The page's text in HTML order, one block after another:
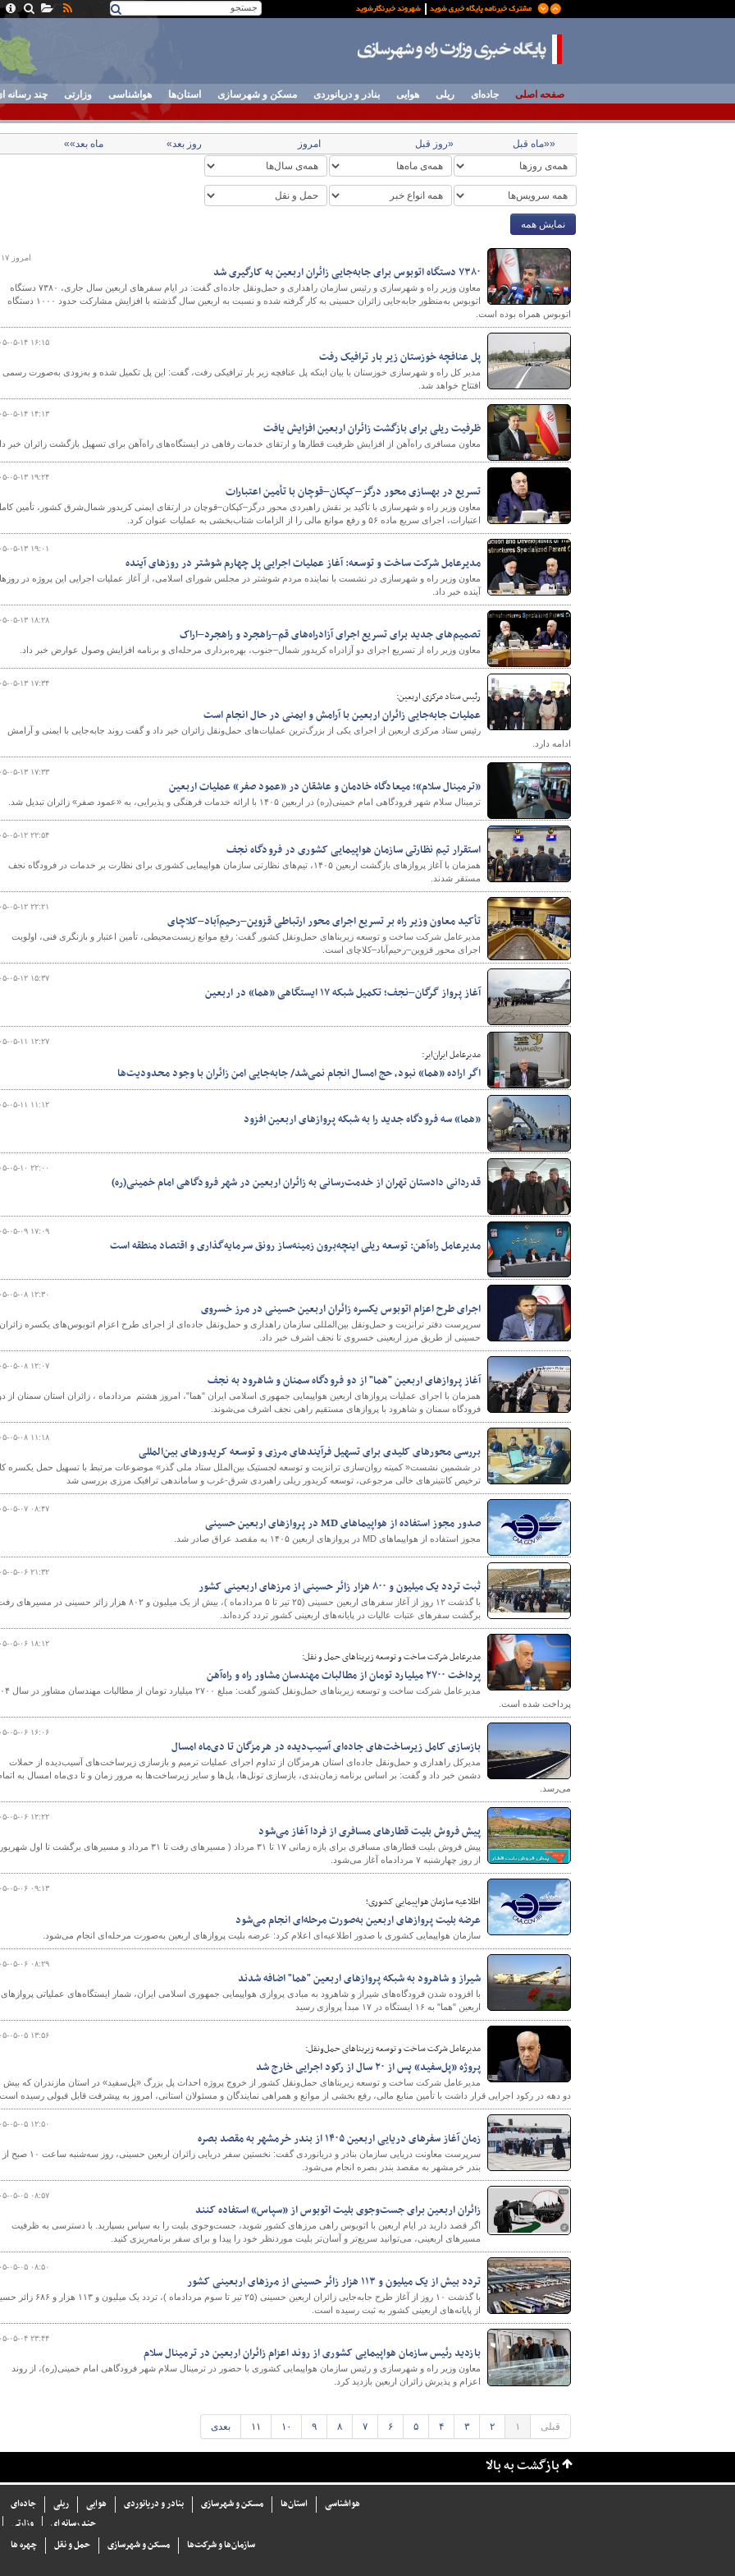
پایگاه خبری وزارت راه و
شهرسازی
صفحه اصلی جاده‌ای ریلی هوایی بنادر و دریانوردی مسکن و شهرسازی استان‌ها هواشناسی وزارتی چند رسانه
««ماه قبل «روز قبل امروز روز بعد» ماه بعد»»
نمایش همه
امروز ۰۵:۱۷
۷۳۸۰ دستگاه اتوبوس برای جابه‌جایی زائران اربعین به‌ کارگیری شد
معاون وزیر راه و شهرسازی و رئیس سازمان راهداری و حمل‌ونقل جاده‌ای گفت: در ایام سفرهای اربعین سال جاری، ۷۳۸۰ دستگاه
اتوبوس به‌منظور جابه‌جایی زائران حسینی به‌ کار گرفته شده و نسبت به اربعین سال گذشته با افزایش مشارکت حدود ۱۰۰۰ دستگاه
اتوبوس همراه بوده است.
۱۴۰۵-۰۵-۱۴
پل عنافچه خوزستان زیر بار ترافیک رفت
مدیر کل راه و شهرسازی خوزستان با بیان اینکه پل عنافچه زیر بار ترافیکی رفت، گفت: این پل تکمیل شده و به‌زودی به‌صورت رسمی
افتتاح خواهد شد.
۱۴۰۵-۰۵-۱۴
ظرفیت ریلی برای بازگشت زائران اربعین افزایش یافت
معاون مسافری راه‌آهن از افزایش ظرفیت قطارها و ارتقای خدمات رفاهی در ایستگاه‌های راه‌آهن برای تسهیل بازگشت زائران خبر
۱۴۰۵-۰۵-۱۳
تسریع در بهسازی محور درگز–کپکان–قوچان با تأمین اعتبارات
معاون وزیر راه و شهرسازی با تأکید بر نقش راهبردی محور درگز–کپکان–قوچان در ارتقای ایمنی کریدور شمال‌شرق کشور، تأمین
اعتبارات، اجرای سریع ماده ۵۶ و رفع موانع مالی را از الزامات شتاب‌بخشی به عملیات عنوان کرد.
۱۴۰۵-۰۵-۱۳
مدیرعامل شرکت ساخت و توسعه: آغاز عملیات اجرایی پل چهارم شوشتر در روزهای آینده
معاون وزیر راه و شهرسازی در نشست با نماینده مردم شوشتر در مجلس شورای اسلامی، از آغاز عملیات اجرایی این پروژه در
آینده خبر داد.
۱۴۰۵-۰۵-۱۳
تصمیم‌های جدید برای تسریع اجرای آزادراه‌های قم–راهجرد و راهجرد–اراک
معاون وزیر راه از تسریع اجرای دو آزادراه کریدور شمال–جنوب، بهره‌برداری مرحله‌ای و برنامه افزایش وصول عوارض خبر داد.
۱۴۰۵-۰۵-۱۳
رئیس ستاد مرکزی اربعین:
عملیات جابه‌جایی زائران اربعین با آرامش و ایمنی در حال انجام است
رئیس ستاد مرکزی اربعین از اجرای یکی از بزرگ‌ترین عملیات‌های حمل‌ونقل زائران خبر داد و گفت روند جابه‌جایی با ایمنی و آرامش
ادامه دارد.
۱۴۰۵-۰۵-۱۳
«ترمینال سلام»؛ میعادگاه خادمان و عاشقان در «عمود صفر» عملیات اربعین
ترمینال سلام شهر فرودگاهی امام خمینی(ره) در اربعین ۱۴۰۵ با ارائه خدمات فرهنگی و پذیرایی، به «عمود صفر» زائران تبدیل شد.
۱۴۰۵-۰۵-۱۲
استقرار تیم‌ نظارتی سازمان هواپیمایی کشوری در فرودگاه نجف
همزمان با آغاز پروازهای بازگشت اربعین ۱۴۰۵، تیم‌های نظارتی سازمان هواپیمایی کشوری برای نظارت بر خدمات در فرودگاه نجف
مستقر شدند.
۱۴۰۵-۰۵-۱۲
تأکید معاون وزیر راه بر تسریع اجرای محور ارتباطی قزوین–رحیم‌آباد–کلاچای
مدیرعامل شرکت ساخت و توسعه زیربناهای حمل‌ونقل کشور گفت: رفع موانع زیست‌محیطی، تأمین اعتبار و بازنگری فنی، اولویت
اجرای محور قزوین–رحیم‌آباد–کلاچای است.
۱۴۰۵-۰۵-۱۲
آغاز پرواز گرگان–نجف؛ تکمیل شبکه ۱۷ ایستگاهی «هما» در اربعین
۱۴۰۵-۰۵-۱۱
مدیرعامل ایران‌ایر:
اگر اراده «هما» نبود، حج امسال انجام نمی‌شد/ جابه‌جایی امن زائران با وجود محدودیت‌ها
۱۴۰۵-۰۵-۱۱
«هما» سه فرودگاه جدید را به شبکه پروازهای اربعین افزود
۱۴۰۵-۰۵-۱۰
قدردانی دادستان تهران از خدمت‌رسانی به زائران اربعین در شهر فرودگاهی امام خمینی(ره)
۱۴۰۵-۰۵-۰۹
مدیرعامل راه‌آهن: توسعه ریلی اینچه‌برون زمینه‌ساز رونق سرمایه‌گذاری و اقتصاد منطقه است
۱۴۰۵-۰۵-۰۸
اجرای طرح اعزام اتوبوس یکسره زائران اربعین حسینی در مرز خسروی
سرپرست دفتر ترانزیت و حمل‌ونقل بین‌المللی سازمان راهداری و حمل‌ونقل جاده‌ای از اجرای طرح اعزام اتوبوس‌های یکسره زائران
حسینی از طریق مرز اربعینی خسروی تا نجف اشرف خبر داد.
۱۴۰۵-۰۵-۰۸
آغاز پروازهای اربعین "هما" از دو فرودگاه سمنان و شاهرود به نجف
همزمان با اجرای عملیات پروازهای اربعین هواپیمایی جمهوری اسلامی ایران "هما"، امروز هشتم مردادماه ، زائران استان سمنان از
فرودگاه سمنان و شاهرود با پروازهای مستقیم راهی نجف اشرف می‌شوند.
۱۴۰۵-۰۵-۰۸
بررسی محورهای کلیدی برای تسهیل فرآیندهای مرزی و توسعه کریدورهای بین‌المللی
در ششمین نشست« کمیته روان‌سازی ترانزیت و توسعه لجستیک بین‌الملل ستاد ملی گذر» موضوعات مرتبط با تسهیل حمل یکسره
ترخیص کانتینرهای خالی مرجوعی، توسعه کریدور ریلی راهبردی شرق-غرب و ساماندهی ترافیک مرزی بررسی شد
۱۴۰۵-۰۵-۰۷
صدور مجوز استفاده از هواپیماهای MD در پروازهای اربعین حسینی
مجوز استفاده از هواپیماهای MD در پروازهای اربعین ۱۴۰۵ به مقصد عراق صادر شد.
۱۴۰۵-۰۵-۰۶
ثبت تردد یک میلیون و ۸۰۰ هزار زائر حسینی از مرزهای اربعینی کشور
با گذشت ۱۲ روز از آغاز سفرهای اربعین حسینی (۲۵ تیر تا ۵ مردادماه )، بیش از یک میلیون و ۸۰۲ هزار زائر حسینی در
برگشت سفرهای عتبات عالیات در پایانه‌های اربعینی کشور تردد کرده‌اند.
۱۴۰۵-۰۵-۰۶
مدیرعامل شرکت ساخت و توسعه زیربناهای حمل و نقل:
پرداخت ۲۷۰۰ میلیارد تومان از مطالبات مهندسان مشاور راه و راه‌آهن
مدیرعامل شرکت ساخت و توسعه زیربناهای حمل‌ونقل
پرداخت شده است.
۱۴۰۵-۰۵-۰۶
بازسازی کامل زیرساخت‌های جاده‌ای آسیب‌دیده در هرمزگان تا دی‌ماه امسال
مدیرکل راهداری و حمل‌ونقل جاده‌ای استان هرمزگان از تداوم اجرای عملیات ترمیم و بازسازی زیرساخت‌های آسیب‌دیده از حملات
دشمن خبر داد و گفت: بر اساس برنامه زمان‌بندی، بازسازی تونل‌ها، پل‌ها و سایر زیرساخت‌ها به مرور زمان و تا دی‌ماه امسال به
می‌رسد.
۱۴۰۵-۰۵-۰۶
پیش فروش بلیت‌ قطارهای مسافری از فردا آغاز می‌شود
پیش فروش بلیت‌ قطارهای مسافری برای بازه زمانی ۱۷ تا ۳۱ مرداد ( مسیرهای رفت تا ۳۱ مرداد و مسیرهای برگشت تا اول
از روز چهارشنبه ۷ مردادماه آغاز می‌شود.
۱۴۰۵-۰۵-۰۶
اطلاعیه سازمان هواپیمایی کشوری؛
عرضه بلیت پروازهای اربعین به‌صورت مرحله‌ای انجام می‌شود
سازمان هواپیمایی کشوری با صدور اطلاعیه‌ای اعلام کرد: عرضه بلیت پروازهای اربعین به‌صورت مرحله‌ای انجام می‌شود.
۱۴۰۵-۰۵-۰۶
شیراز و شاهرود به شبکه پروازهای اربعین "هما" اضافه شدند
با افزوده شدن فرودگاه‌های شیراز و شاهرود به مبادی پروازی هواپیمایی جمهوری اسلامی ایران، شمار ایستگاه‌های عملیاتی پروازهای
اربعین "هما" به ۱۶ ایستگاه در ۱۷ مبدأ پروازی رسید
۱۴۰۵-۰۵-۰۵
مدیرعامل شرکت ساخت و توسعه زیربناهای حمل‌ونقل:
پروژه «پل‌سفید» پس از ۲۰ سال از رکود اجرایی خارج شد
مدیرعامل شرکت ساخت و توسعه زیربناهای حمل‌ونقل کشور از خروج پروژه احداث پل بزرگ «پل‌سفید» در استان مازندران که بیش
دو دهه در رکود اجرایی قرار داشت با تأمین منابع مالی، رفع بخشی از موانع و همراهی نمایندگان و مسئولان استانی، امروز به پیشرفت قابل قبولی رسیده است.
۱۴۰۵-۰۵-۰۵
زمان آغاز سفرهای دریایی اربعین ۱۴۰۵ از بندر خرمشهر به مقصد بصره
سرپرست معاونت دریایی سازمان بنادر و دریانوردی گفت: نخستین سفر دریایی زائران اربعین حسینی، روز سه‌شنبه ساعت ۱۰ صبح از
بندر خرمشهر به مقصد بندر بصره انجام می‌شود.
۱۴۰۵-۰۵-۰۵
زائران اربعین برای جست‌وجوی بلیت اتوبوس از «سپاس» استفاده کنند
اگر قصد دارید در ایام اربعین با اتوبوس راهی مرزهای کشور شوید، جست‌وجوی بلیت را به سپاس بسپارید. با دسترسی به ظرفیت
مسیرهای اربعینی، می‌توانید سریع‌تر و آسان‌تر بلیت موردنظر خود را پیدا و برای سفر برنامه‌ریزی کنید.
۱۴۰۵-۰۵-۰۵
تردد بیش از یک میلیون و ۱۱۳ هزار زائر حسینی از مرزهای اربعینی کشور
با گذشت ۱۰ روز از آغاز طرح جابه‌جایی زائران اربعین حسینی (۲۵ تیر تا سوم مردادماه )، تردد یک
از پایانه‌های اربعینی کشور به ثبت رسیده است.
۱۴۰۵-۰۵-۰۴
بازدید رئیس سازمان هواپیمایی کشوری از روند اعزام زائران اربعین در ترمینال سلام
معاون وزیر راه و شهرسازی و رئیس سازمان هواپیمایی کشوری با حضور در ترمینال سلام شهر فرودگاهی امام خمینی(ره)، از روند
اعزام و پذیرش زائران اربعین بازدید کرد.
قبلی ۱ ۲ ۳ ۴ ۵ ۶ ۷ ۸ ۹ ۱۰ ۱۱ بعدی
بازگشت به بالا
جاده‌ای ریلی هوایی بنادر و دریانوردی مسکن و شهرسازی استان‌ها
هواشناسی
وزارتی
چند رسانه ای
چهره ها حمل و نقل مسکن و شهرسازی سازما‌ن‌ها و شركت‌ها